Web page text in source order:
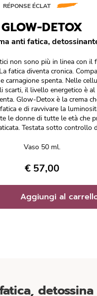
up
RÉPONSE ÉCLAT
GLOW-DETOX
anti fatica,
non sono più in linea con il
fatica diventa cronica.
carnagione spenta. Nelle
scarti, il livello energetico è
Glow-Detox è la crema
e di ravvivare la
le donne di tutte le età che
Testata sotto controllo
Vaso 50 ml.
€ 57,00
Aggiungi al